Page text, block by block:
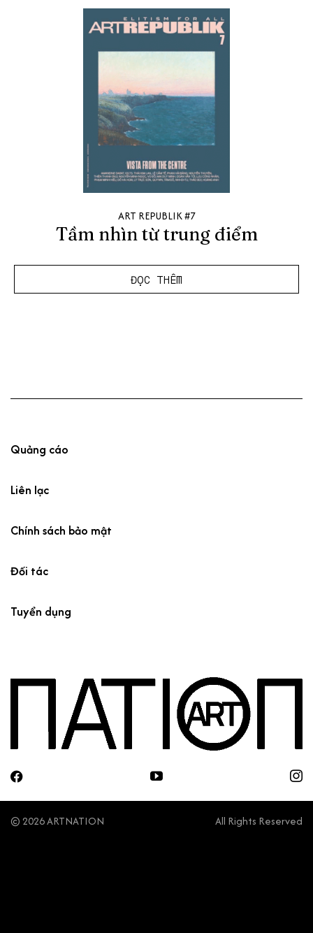
ART REPUBLIK #7
Tầm nhìn từ trung điểm
ĐỌC THÊM
Quảng cáo
Liên lạc
Chính sách bảo mật
Đối tác
Tuyển dụng
© 2026 ARTNATION All Rights Reserved